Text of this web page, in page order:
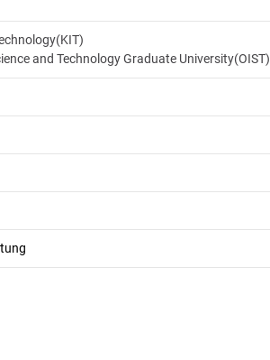
and Technology Graduate University(OIST)